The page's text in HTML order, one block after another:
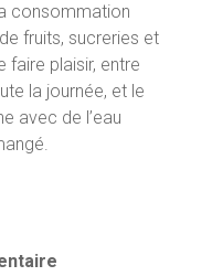
consommation
fruits, sucreries et
faire plaisir, entre
la journée, et le
avec de l’eau